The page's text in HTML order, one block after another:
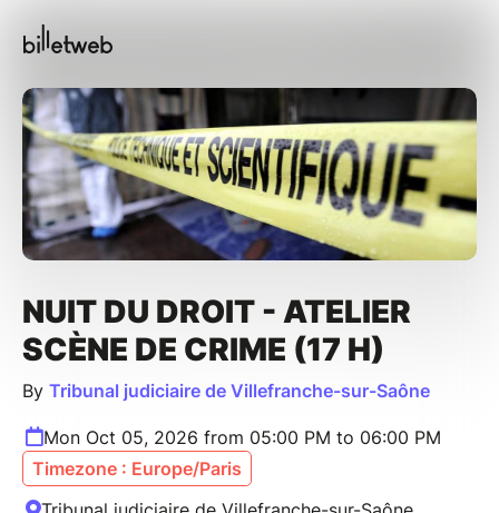
NUIT DU DROIT - ATELIER
SCÈNE DE CRIME (17 H)
By Tribunal judiciaire de Villefranche-sur-Saône
Mon Oct 05, 2026 from 05:00 PM to 06:00 PM
Timezone : Europe/Paris